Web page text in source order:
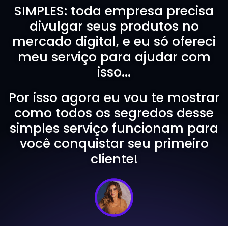
SIMPLES: toda empresa precisa
divulgar seus produtos no
mercado digital, e eu só ofereci
meu serviço para ajudar com
isso...
Por isso agora eu vou te mostrar
como todos os segredos desse
simples serviço funcionam para
você conquistar seu primeiro
cliente!